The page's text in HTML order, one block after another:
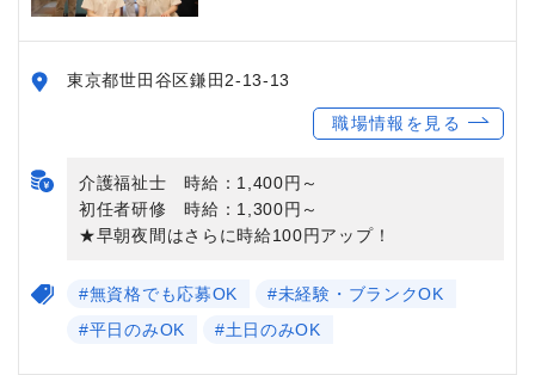
東京都世田谷区鎌田2-13-13
職場情報を見る
介護福祉士 時給：1,400円～
初任者研修 時給：1,300円～
★早朝夜間はさらに時給100円アップ！
#無資格でも応募OK
#未経験・ブランクOK
#平日のみOK
#土日のみOK